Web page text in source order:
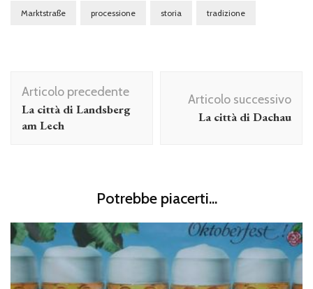
Marktstraße processione storia tradizione
Navigazione
articolo
Articolo precedente
La città di Landsberg
am Lech
Articolo successivo
La città di Dachau
Potrebbe piacerti...